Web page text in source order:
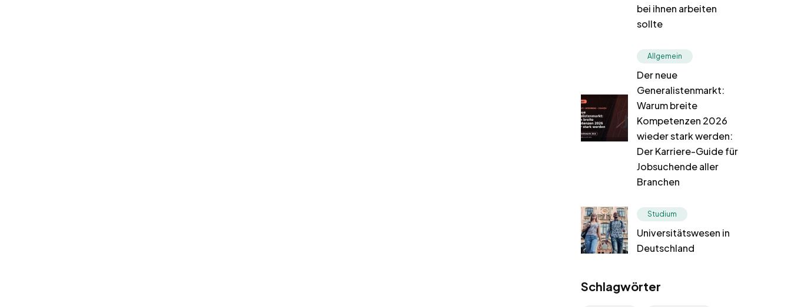
bei ihnen arbeiten
sollte
Allgemein
Der neue
Generalistenmarkt:
Warum breite
Kompetenzen 2026
wieder stark werden:
Der Karriere-Guide für
Jobsuchende aller
Branchen
Studium
Universitätswesen in
Deutschland
Schlagwörter